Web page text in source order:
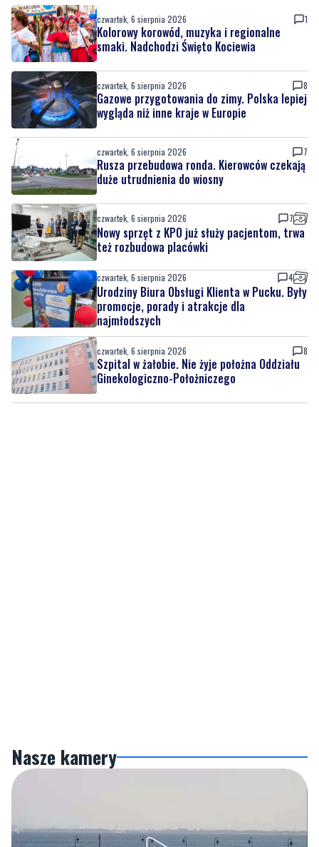
czwartek, 6 sierpnia 2026 1
Kolorowy korowód, muzyka i regionalne
smaki. Nadchodzi Święto Kociewia
czwartek, 6 sierpnia 2026 8
Gazowe przygotowania do zimy. Polska lepiej
wygląda niż inne kraje w Europie
czwartek, 6 sierpnia 2026 7
Rusza przebudowa ronda. Kierowców czekają
duże utrudnienia do wiosny
czwartek, 6 sierpnia 2026 7
Nowy sprzęt z KPO już służy pacjentom, trwa
też rozbudowa placówki
czwartek, 6 sierpnia 2026 4
Urodziny Biura Obsługi Klienta w Pucku. Były
promocje, porady i atrakcje dla
najmłodszych
czwartek, 6 sierpnia 2026 8
Szpital w żałobie. Nie żyje położna Oddziału
Ginekologiczno-Położniczego
Nasze kamery